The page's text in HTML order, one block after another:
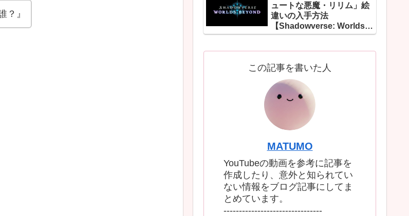
？』
ュートな悪魔・リリム」絵
違いの入手方法
【Shadowverse: Worlds
Beyond】
この記事を書いた人
MATUMO
YouTubeの動画を参考に記事を
作成したり、意外と知られてい
ない情報をブログ記事にしてま
とめています。
--------------------------------